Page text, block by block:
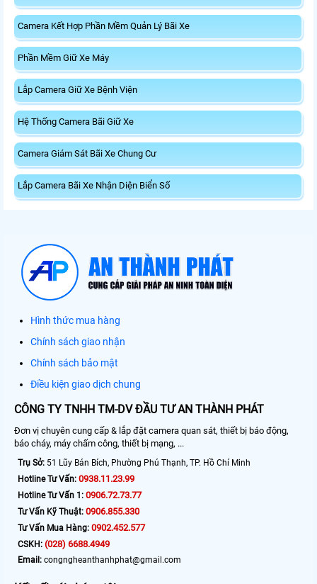
Camera Kết Hợp Phần Mềm Quản Lý Bãi Xe
Phần Mềm Giữ Xe Máy
Lắp Camera Giữ Xe Bệnh Viện
Hệ Thống Camera Bãi Giữ Xe
Camera Giám Sát Bãi Xe Chung Cư
Lắp Camera Bãi Xe Nhận Diện Biển Số
Hình thức mua hàng
Chính sách giao nhận
Chính sách bảo mật
Điều kiện giao dịch chung
CÔNG TY TNHH TM-DV ĐẦU TƯ AN THÀNH PHÁT
Đơn vị chuyên cung cấp & lắp đặt camera quan sát, thiết bị báo động,
báo cháy, máy chấm công, thiết bị mạng, ...
Trụ Sở: 51 Lũy Bán Bích, Phường Phú Thạnh, TP. Hồ Chí Minh
Hotline Tư Vấn: 0938.11.23.99
Hotline Tư Vấn 1: 0906.72.73.77
Tư Vấn Kỹ Thuật: 0906.855.330
Tư Vấn Mua Hàng: 0902.452.577
CSKH: (028) 6688.4949
Email: congngheanthanhphat@gmail.com